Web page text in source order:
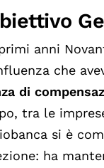
anni
che
di
tra le
si è
ha